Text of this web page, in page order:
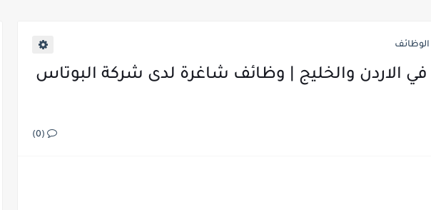
الاردن والخليج | وظائف شاغرة لدى شركة البوتاس
(0)